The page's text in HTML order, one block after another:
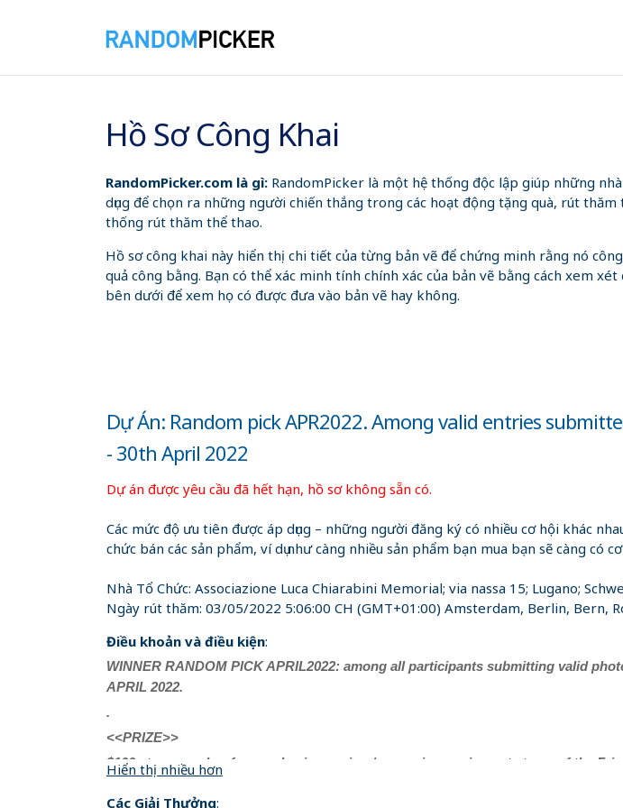
Hồ Sơ Công Khai
RandomPicker.com là gì: RandomPicker là một hệ thống độc lập giúp những
dụng để chọn ra những người chiến thắng trong các hoạt động tặng quà, rút
thống rút thăm thể thao.
Hồ sơ công khai này hiển thị chi tiết của từng bản vẽ để chứng minh rằng nó
quả công bằng. Bạn có thể xác minh tính chính xác của bản vẽ bằng cách xem
bên dưới để xem họ có được đưa vào bản vẽ hay không.
Dự Án: Random pick APR2022. Among valid entries
- 30th April 2022
Dự án được yêu cầu đã hết hạn, hồ sơ không sẵn có.
Các mức độ ưu tiên được áp dụng – những người đăng ký có nhiều cơ hội khác
chức bán các sản phẩm, ví dụ như càng nhiều sản phẩm bạn mua bạn sẽ càng có
Nhà Tổ Chức: Associazione Luca Chiarabini Memorial; via nassa 15; Lugano;
Ngày rút thăm: 03/05/2022 5:06:00 CH (GMT+01:00) Amsterdam, Berlin, Bern,
Điều khoản và điều kiện:
WINNER RANDOM PICK APRIL2022: among all participants submitting valid
APRIL 2022.
.
<<PRIZE>>
$100 store voucher for purchasing caving /canyoning equipment at one of the
Hiển thị nhiều hơn
Các Giải Thưởng: